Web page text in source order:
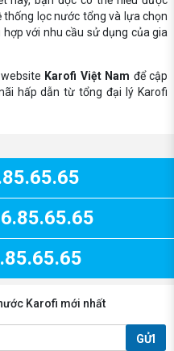
lọc nước tổng và lựa chọn
với nhu cầu sử dụng của gia
Karofi Việt Nam để cập
hấp dẫn từ tổng đại lý Karofi
Karofi mới nhất
GỬI